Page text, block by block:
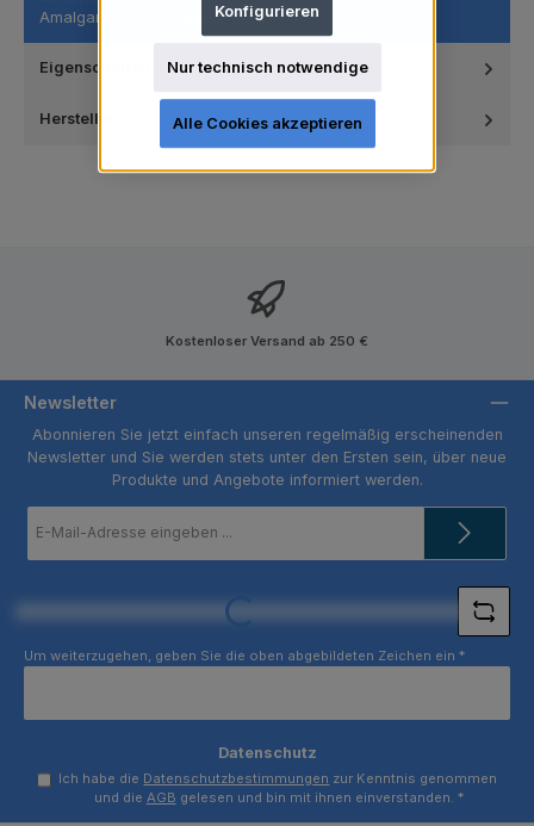
Amalgamfüllunge…
Mehr
Eigenschaften
Hersteller
Kostenloser Versand ab 250 €
Newsletter
Abonnieren Sie jetzt einfach unseren regelmäßig erscheinenden
Newsletter und Sie werden stets unter den Ersten sein, über neue
Produkte und Angebote informiert werden.
Mail-
Loading...
Um weiterzugehen, geben Sie die oben abgebildeten Zeichen ein *
Datenschutz
Ich habe die Datenschutzbestimmungen zur Kenntnis genommen
und die AGB gelesen und bin mit ihnen einverstanden. *
Nur technisch notwendige
Konfigurieren
Alle Cookies akzeptieren